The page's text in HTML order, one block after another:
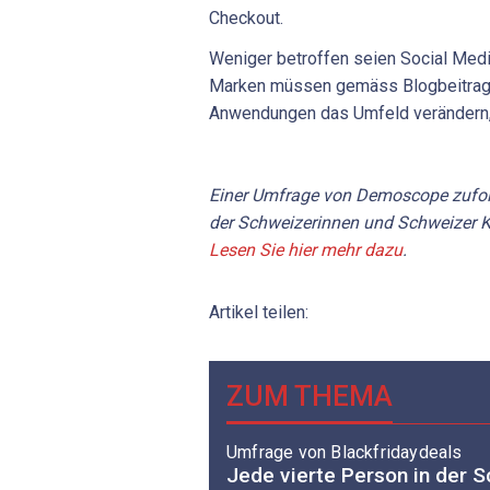
Checkout.
Weniger betroffen seien Social
Marken müssen gemäss
Anwendungen das Umfeld
Einer Umfrage von Demoscope
der Schweizerinnen und Schweizer
Lesen Sie hier mehr dazu.
Artikel teilen:
ZUM THEMA
Umfrage von Blackfridaydeals
Jede vierte Person in der